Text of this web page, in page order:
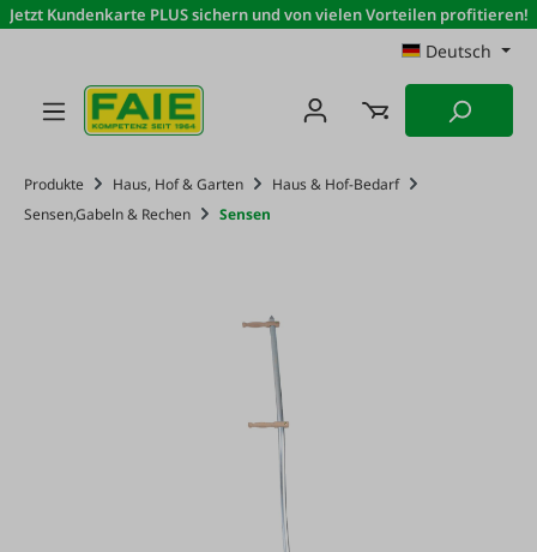
Zum Hauptinhalt springen
Jetzt Kundenkarte PLUS sichern und von vielen Vorteilen profitieren!
Deutsch
Produkte Haus, Hof & Garten
Haus & Hof-Bedarf
Sensen,Gabeln & Rechen
Sensen